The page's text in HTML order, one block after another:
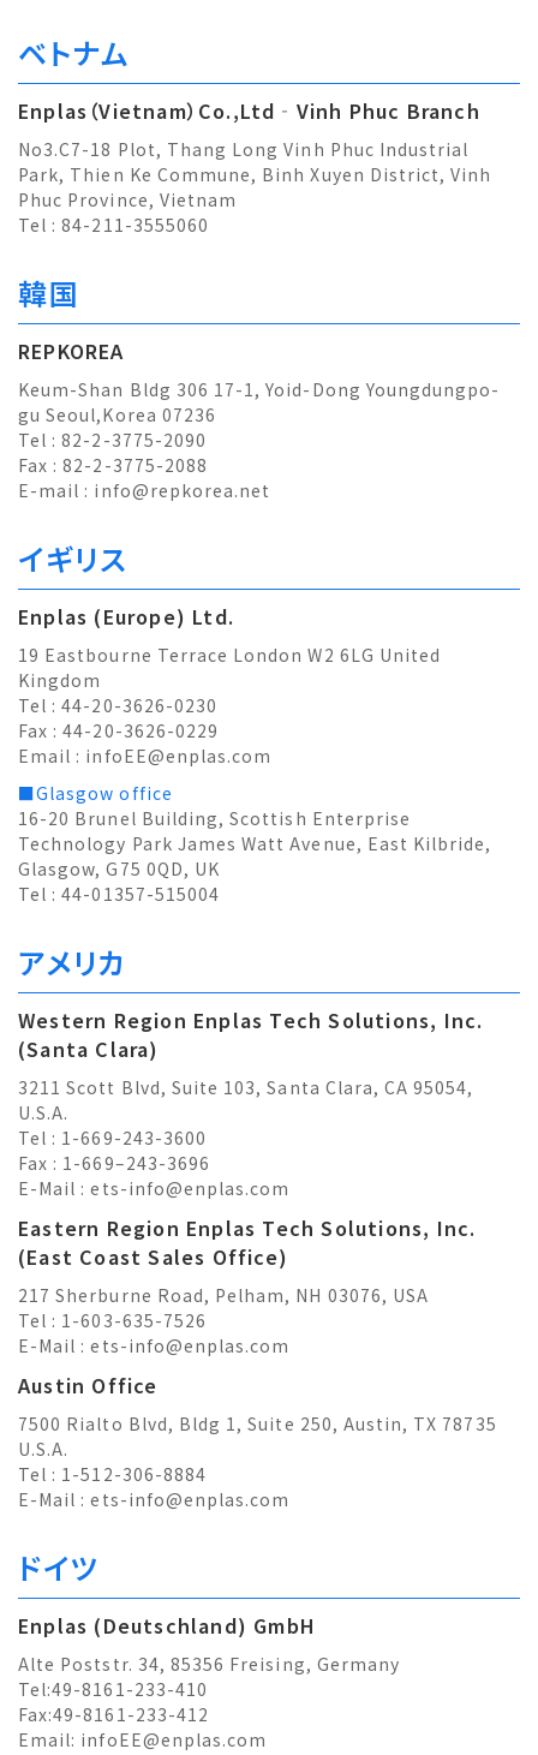
ベトナム
Enplas（Vietnam）Co.,Ltd‐Vinh Phuc Branch
No3.C7-18 Plot, Thang Long Vinh Phuc Industrial
Park, Thien Ke Commune, Binh Xuyen District, Vinh
Phuc Province, Vietnam
Tel : 84-211-3555060
韓国
REPKOREA
Keum-Shan Bldg 306 17-1, Yoid-Dong Youngdungpo-
gu Seoul,Korea 07236
Tel : 82-2-3775-2090
Fax : 82-2-3775-2088
E-mail : info@repkorea.net
イギリス
Enplas (Europe) Ltd.
19 Eastbourne Terrace London W2 6LG United
Kingdom
Tel : 44-20-3626-0230
Fax : 44-20-3626-0229
Email : infoEE@enplas.com
■Glasgow office
16-20 Brunel Building, Scottish Enterprise
Technology Park James Watt Avenue, East Kilbride,
Glasgow, G75 0QD, UK
Tel : 44-01357-515004
アメリカ
Western Region Enplas Tech Solutions, Inc.
(Santa Clara)
3211 Scott Blvd, Suite 103, Santa Clara, CA 95054,
U.S.A.
Tel : 1-669-243-3600
Fax : 1-669–243-3696
E-Mail :ets-info@enplas.com
Eastern Region Enplas Tech Solutions, Inc.
(East Coast Sales Office)
217 Sherburne Road, Pelham, NH 03076, USA
Tel : 1-603-635-7526
E-Mail :ets-info@enplas.com
Austin Office
7500 Rialto Blvd, Bldg 1, Suite 250, Austin, TX 78735
U.S.A.
Tel : 1-512-306-8884
E-Mail :ets-info@enplas.com
ドイツ
Enplas (Deutschland) GmbH
Alte Poststr. 34, 85356 Freising, Germany
Tel:49-8161-233-410
Fax:49-8161-233-412
Email: infoEE@enplas.com